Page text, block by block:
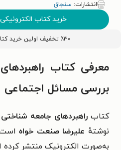
انتشارات: سنجاق
خرید کتاب الکترونیکی
٪۳۰ تخفیف اولین خرید کتاب با کد
معرفی کتاب
بررسی مسائل اجتماعی
کتابراهبردهای جامعه
نوشتهٔ علیرضا صنعت خواه
به‌صورت الکترونیک منتشر